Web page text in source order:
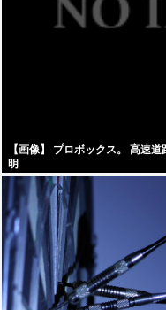
【画像】 プロボックス。 高速
明